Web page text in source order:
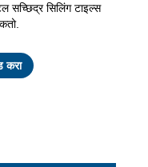
सच्छिद्र सिलिंग टाइल्स
करा